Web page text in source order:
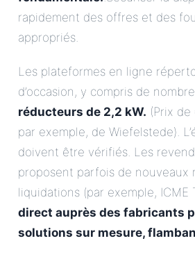
rapidement des offres et des
appropriés.
Les plateformes en ligne
d’occasion, y compris de
réducteurs de 2,2 kW. (Prix de
par exemple, de Wiefelstede).
doivent être vérifiés. Les
proposent parfois de nouveaux
liquidations (par exemple, ICME
direct auprès des fabricants
solutions sur mesure,